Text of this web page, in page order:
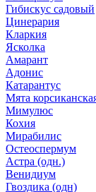
Гибискус садовый
Цинерария
Кларкия
Ясколка
Амарант
Адонис
Катарантус
Мята
Мимулюс
Кохия
Мирабилис
Остеоспермум
Астра (одн.)
Венидиум
Гвоздика (одн)